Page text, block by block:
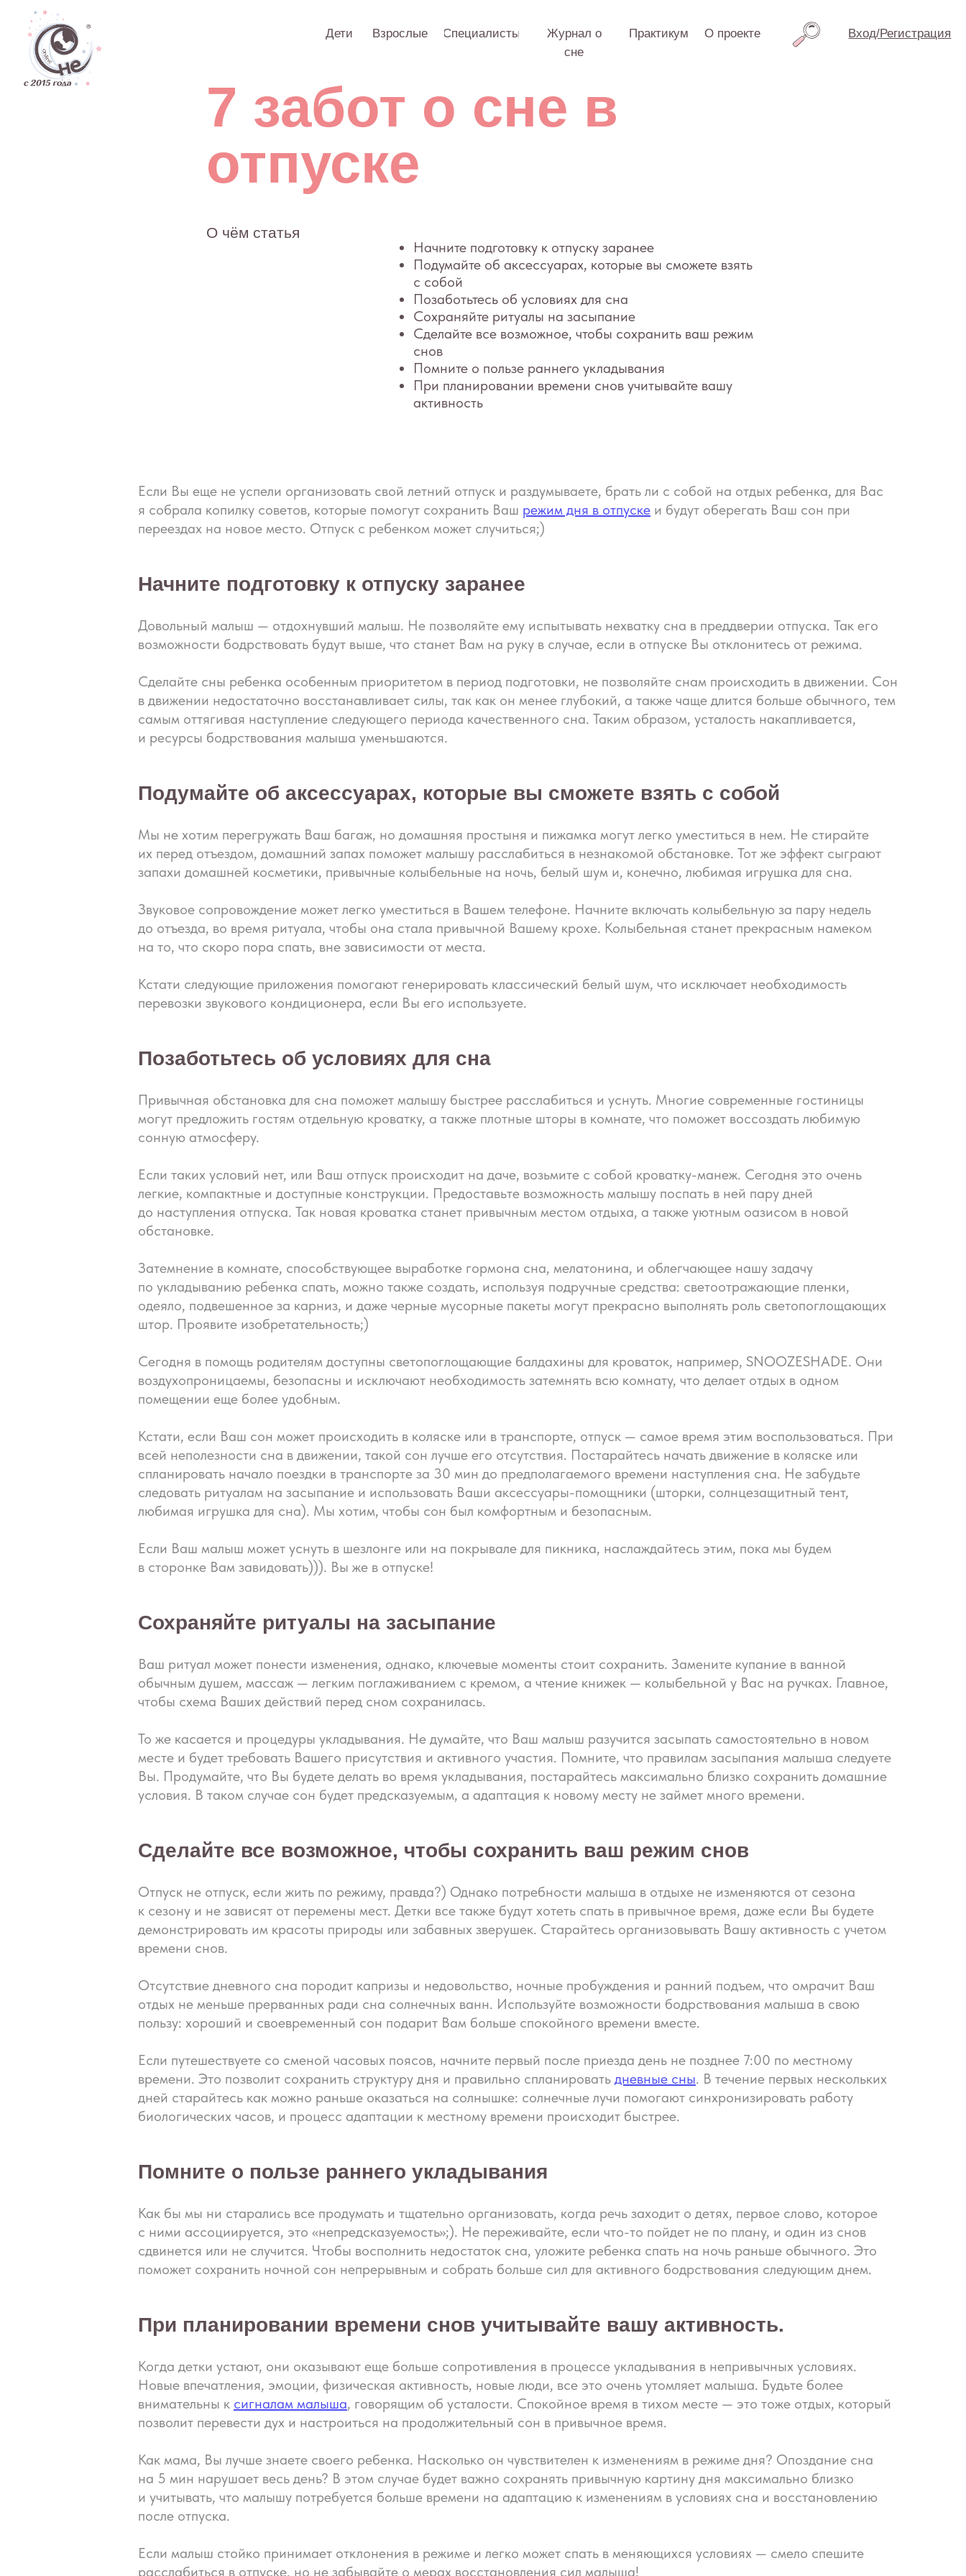
Взрослые Специалисты
Журнал о
Практикум Вход/Регистрация
О проекте
7 забот о сне в
отпуске
с собой
Позаботьтесь об условиях для сна
Сохраняйте ритуалы на засыпание
Сделайте все возможное, чтобы сохранить ваш режим
Помните о пользе раннего укладывания
При планировании времени снов учитывайте вашу
активность
Если Вы еще не успели организовать свой летний отпуск и раздумываете, брать ли с собой на отдых ребенка, для Вас
я собрала копилку советов, которые помогут сохранить Ваш режим дня в отпуске и будут оберегать Ваш сон при
переездах на новое место. Отпуск с ребенком может случиться;)
Начните подготовку к отпуску заранее
Довольный малыш — отдохнувший малыш. Не позволяйте ему испытывать нехватку сна в преддверии отпуска. Так его
возможности бодрствовать будут выше, что станет Вам на руку в случае, если в отпуске Вы отклонитесь от режима.
Сделайте сны ребенка особенным приоритетом в период подготовки, не позволяйте снам происходить в движении. Сон
в движении недостаточно восстанавливает силы, так как он менее глубокий, а также чаще длится больше обычного, тем
самым оттягивая наступление следующего периода качественного сна. Таким образом, усталость накапливается,
и ресурсы бодрствования малыша уменьшаются.
Подумайте об аксессуарах, которые вы сможете взять с собой
Мы не хотим перегружать Ваш багаж, но домашняя простыня и пижамка могут легко уместиться в нем. Не стирайте
их перед отъездом, домашний запах поможет малышу расслабиться в незнакомой обстановке. Тот же эффект сыграют
запахи домашней косметики, привычные колыбельные на ночь, белый шум и, конечно, любимая игрушка для сна.
Звуковое сопровождение может легко уместиться в Вашем телефоне. Начните включать колыбельную за пару недель
до отъезда, во время ритуала, чтобы она стала привычной Вашему крохе. Колыбельная станет прекрасным намеком
на то, что скоро пора спать, вне зависимости от места.
Кстати следующие приложения помогают генерировать классический белый шум, что исключает необходимость
перевозки звукового кондиционера, если Вы его используете.
Позаботьтесь об условиях для сна
Привычная обстановка для сна поможет малышу быстрее расслабиться и уснуть. Многие современные гостиницы
могут предложить гостям отдельную кроватку, а также плотные шторы в комнате, что поможет воссоздать любимую
сонную атмосферу.
Если таких условий нет, или Ваш отпуск происходит на даче, возьмите с собой кроватку-манеж. Сегодня это очень
легкие, компактные и доступные конструкции. Предоставьте возможность малышу поспать в ней пару дней
до наступления отпуска. Так новая кроватка станет привычным местом отдыха, а также уютным оазисом в новой
обстановке.
Затемнение в комнате, способствующее выработке гормона сна, мелатонина, и облегчающее нашу задачу
по укладыванию ребенка спать, можно также создать, используя подручные средства: светоотражающие пленки,
одеяло, подвешенное за карниз, и даже черные мусорные пакеты могут прекрасно выполнять роль светопоглощающих
штор. Проявите изобретательность;)
Сегодня в помощь родителям доступны светопоглощающие балдахины для кроваток, например, SNOOZESHADE. Они
воздухопроницаемы, безопасны и исключают необходимость затемнять всю комнату, что делает отдых в одном
помещении еще более удобным.
Кстати, если Ваш сон может происходить в коляске или в транспорте, отпуск — самое время этим воспользоваться. При
всей неполезности сна в движении, такой сон лучше его отсутствия. Постарайтесь начать движение в коляске или
спланировать начало поездки в транспорте за 30 мин до предполагаемого времени наступления сна. Не забудьте
следовать ритуалам на засыпание и использовать Ваши аксессуары-помощники (шторки, солнцезащитный тент,
любимая игрушка для сна). Мы хотим, чтобы сон был комфортным и безопасным.
Если Ваш малыш может уснуть в шезлонге или на покрывале для пикника, наслаждайтесь этим, пока мы будем
в сторонке Вам завидовать))). Вы же в отпуске!
Сохраняйте ритуалы на засыпание
Ваш ритуал может понести изменения, однако, ключевые моменты стоит сохранить. Замените купание в ванной
обычным душем, массаж — легким поглаживанием с кремом, а чтение книжек — колыбельной у Вас на ручках. Главное,
чтобы схема Ваших действий перед сном сохранилась.
То же касается и процедуры укладывания. Не думайте, что Ваш малыш разучится засыпать самостоятельно в новом
месте и будет требовать Вашего присутствия и активного участия. Помните, что правилам засыпания малыша следуете
Вы. Продумайте, что Вы будете делать во время укладывания, постарайтесь максимально близко сохранить домашние
условия. В таком случае сон будет предсказуемым, а адаптация к новому месту не займет много времени.
Сделайте все возможное, чтобы сохранить ваш режим снов
Отпуск не отпуск, если жить по режиму, правда?) Однако потребности малыша в отдыхе не изменяются от сезона
к сезону и не зависят от перемены мест. Детки все также будут хотеть спать в привычное время, даже если Вы будете
демонстрировать им красоты природы или забавных зверушек. Старайтесь организовывать Вашу активность с учетом
времени снов.
Отсутствие дневного сна породит капризы и недовольство, ночные пробуждения и ранний подъем, что омрачит Ваш
отдых не меньше прерванных ради сна солнечных ванн. Используйте возможности бодрствования малыша в свою
пользу: хороший и своевременный сон подарит Вам больше спокойного времени вместе.
Если путешествуете со сменой часовых поясов, начните первый после приезда день не позднее 7:00 по местному
времени. Это позволит сохранить структуру дня и правильно спланировать дневные сны. В течение первых нескольких
дней старайтесь как можно раньше оказаться на солнышке: солнечные лучи помогают синхронизировать работу
биологических часов, и процесс адаптации к местному времени происходит быстрее.
Помните о пользе раннего укладывания
Как бы мы ни старались все продумать и тщательно организовать, когда речь заходит о детях, первое слово, которое
с ними ассоциируется, это «непредсказуемость»;). Не переживайте, если что-то пойдет не по плану, и один из снов
сдвинется или не случится. Чтобы восполнить недостаток сна, уложите ребенка спать на ночь раньше обычного. Это
поможет сохранить ночной сон непрерывным и собрать больше сил для активного бодрствования следующим днем.
При планировании времени снов учитывайте вашу активность.
Когда детки устают, они оказывают еще больше сопротивления в процессе укладывания в непривычных условиях.
Новые впечатления, эмоции, физическая активность, новые люди, все это очень утомляет малыша. Будьте более
внимательны к сигналам малыша, говорящим об усталости. Спокойное время в тихом месте — это тоже отдых, который
позволит перевести дух и настроиться на продолжительный сон в привычное время.
Как мама, Вы лучше знаете своего ребенка. Насколько он чувствителен к изменениям в режиме дня? Опоздание сна
на 5 мин нарушает весь день? В этом случае будет важно сохранять привычную картину дня максимально близко
и учитывать, что малышу потребуется больше времени на адаптацию к изменениям в условиях сна и восстановлению
после отпуска.
Если малыш стойко принимает отклонения в режиме и легко может спать в меняющихся условиях — смело спешите
расслабиться в отпуске, но не забывайте о мерах восстановления сил малыша!
Хотите наладить сон